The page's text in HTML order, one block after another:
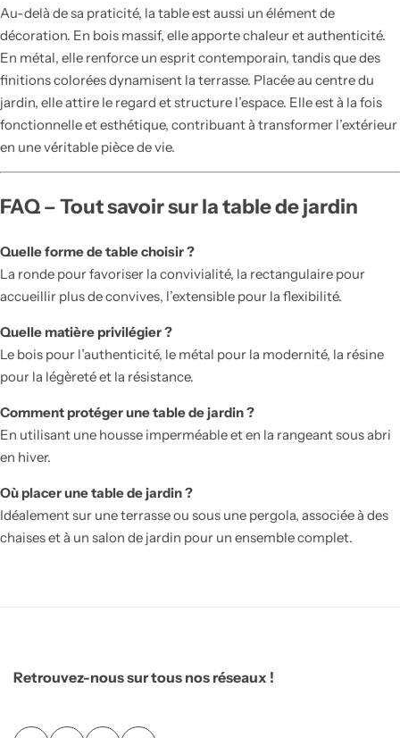
Au-delà de sa praticité, la table est aussi un élément de
décoration. En bois massif, elle apporte chaleur et authenticité.
En métal, elle renforce un esprit contemporain, tandis que des
finitions colorées dynamisent la terrasse. Placée au centre du
jardin, elle attire le regard et structure l’espace. Elle est à la fois
fonctionnelle et esthétique, contribuant à transformer l’extérieur
en une véritable pièce de vie.
FAQ – Tout savoir sur la table de jardin
Quelle forme de table choisir ?
La ronde pour favoriser la convivialité, la rectangulaire pour
accueillir plus de convives, l’extensible pour la flexibilité.
Quelle matière privilégier ?
Le bois pour l’authenticité, le métal pour la modernité, la résine
pour la légèreté et la résistance.
Comment protéger une table de jardin ?
En utilisant une housse imperméable et en la rangeant sous abri
en hiver.
Où placer une table de jardin ?
Idéalement sur une terrasse ou sous une pergola, associée à des
chaises et à un salon de jardin pour un ensemble complet.
Retrouvez-nous sur tous nos réseaux !